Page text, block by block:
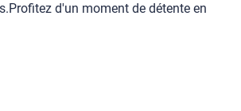
d'un moment de détente en